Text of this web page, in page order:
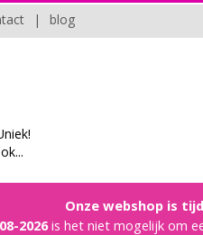
blog
|
Onze webshop is
2026is het niet mogelijk om